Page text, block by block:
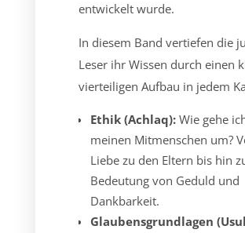
entwickelt wurde.
In diesem Band vertiefen die
Leser ihr Wissen durch einen
vierteiligen Aufbau in jedem
Ethik (Achlaq):Wie gehe
meinen Mitmenschen um?
Liebe zu den Eltern bis hin
Bedeutung von Geduld und
Dankbarkeit.
Glaubensgrundlagen